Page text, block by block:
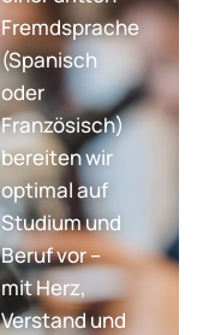
Fremdsprache
(Spanisch
oder
Französisch)
bereiten wir
optimal auf
Studium und
Beruf vor –
mit Herz,
Verstand und